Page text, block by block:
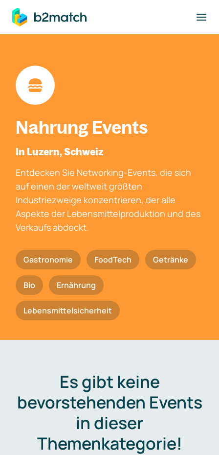
springen
Nahrung Events
In Luzern, Schweiz
Entdecken Sie Networking-Events, die sich
auf einen der weltweit größten
Industriezweige konzentrieren, der alle
Aspekte der Lebensmittelproduktion und des
Verkaufs abdeckt.
Gastronomie FoodTech Getränke
Bio Ernährung
Lebensmittelsicherheit
Es gibt keine
bevorstehenden Events
in dieser
Themenkategorie!